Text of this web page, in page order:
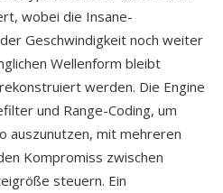
wobei die Insane-
Geschwindigkeit noch weiter
Wellenform bleibt
werden. Die Engine
und Range-Coding, um
auszunutzen, mit mehreren
Kompromiss zwischen
steuern. Ein